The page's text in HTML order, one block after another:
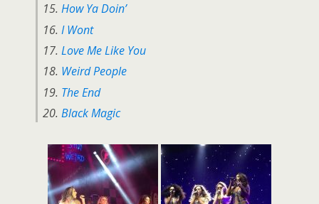
How Ya Doin’
I Wont
Love Me Like You
Weird People
The End
Black Magic